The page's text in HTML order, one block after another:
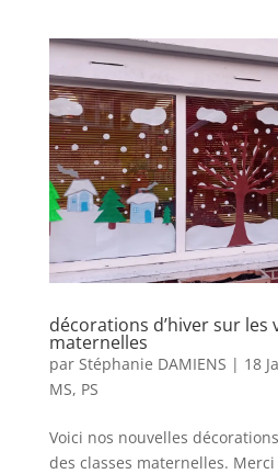
décorations d’hiver sur les
maternelles
par Stéphanie DAMIENS | 18
MS, PS
Voici nos nouvelles
des classes maternelles.